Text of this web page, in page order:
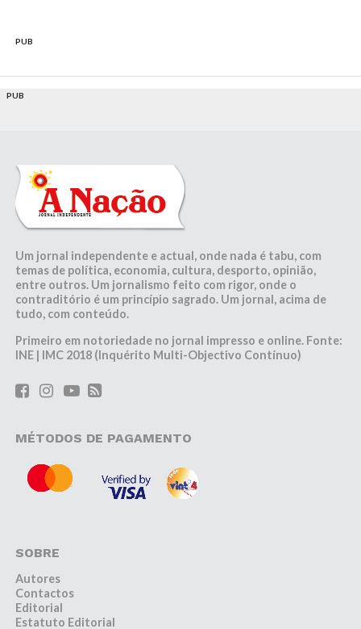
PUB
PUB
Um jornal independente e actual, onde nada é tabu, com
temas de política, economia, cultura, desporto, opinião,
entre outros. Um jornalismo feito com rigor, onde o
contraditório é um princípio sagrado. Um jornal, acima de
tudo, com conteúdo.
Primeiro em notoriedade no jornal impresso e online. Fonte:
INE | IMC 2018 (Inquérito Multi-Objectivo Contínuo)
MÉTODOS DE PAGAMENTO
SOBRE
Autores
Contactos
Editorial
Estatuto Editorial